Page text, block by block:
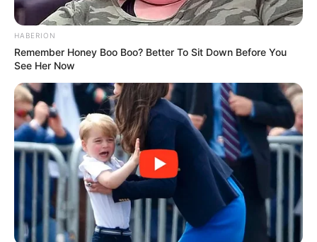
HABERION
Remember Honey Boo Boo? Better To Sit Down Before You
See Her Now